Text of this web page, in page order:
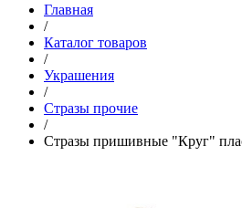
Главная
/
Каталог товаров
/
Украшения
/
Стразы прочие
/
Стразы пришивные "Круг"